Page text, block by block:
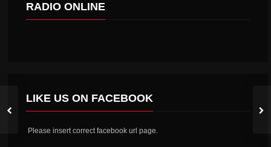
RADIO ONLINE
LIKE US ON FACEBOOK
Please insert correct facebook url page.